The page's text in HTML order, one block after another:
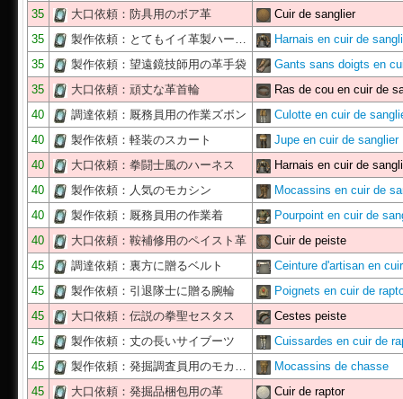
35
大口依頼：防具用のボア革
Cuir de sanglier
35
製作依頼：とてもイイ革製ハー…
Harnais en cuir de
35
製作依頼：望遠鏡技師用の革手袋
Gants sans doigts en
35
大口依頼：頑丈な革首輪
Ras de cou en cuir de
40
調達依頼：厩務員用の作業ズボン
Culotte en cuir de
40
製作依頼：軽装のスカート
Jupe en cuir de sanglier
40
大口依頼：拳闘士風のハーネス
Harnais en cuir de
40
製作依頼：人気のモカシン
Mocassins en cuir de
40
製作依頼：厩務員用の作業着
Pourpoint en cuir de
40
大口依頼：鞍補修用のペイスト革
Cuir de peiste
45
調達依頼：裏方に贈るベルト
Ceinture d'artisan en
45
製作依頼：引退隊士に贈る腕輪
Poignets en cuir de
45
大口依頼：伝説の拳聖セスタス
Cestes peiste
45
製作依頼：丈の長いサイブーツ
Cuissardes en cuir de
45
製作依頼：発掘調査員用のモカ…
Mocassins de chasse
45
大口依頼：発掘品梱包用の革
Cuir de raptor